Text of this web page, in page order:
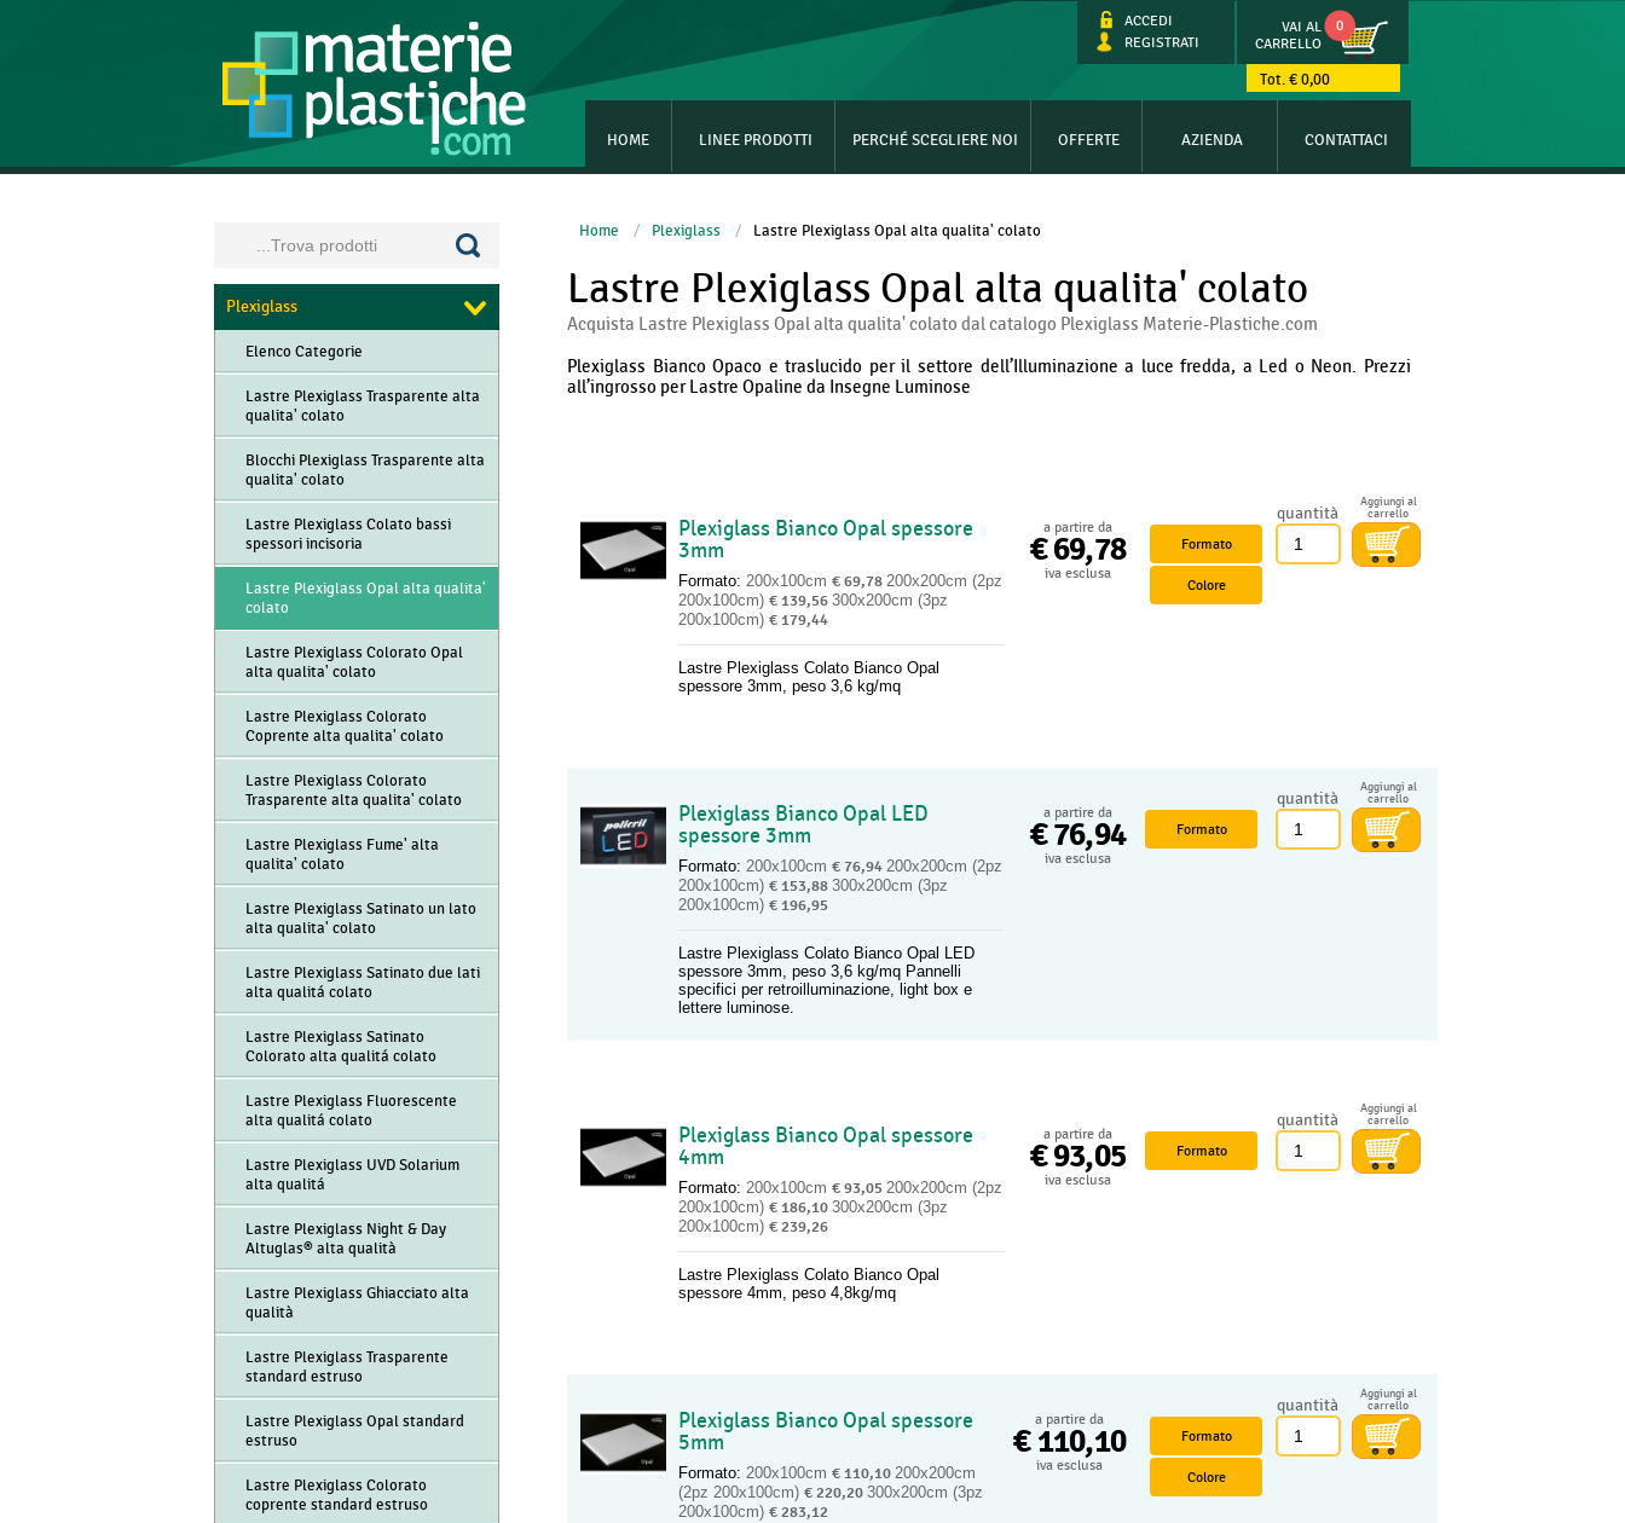
ACCEDI
REGISTRATI
VAI AL
CARRELLO
0
Tot. € 0,00
HOME LINEE PRODOTTI PERCHÉ SCEGLIERE NOI OFFERTE AZIENDA CONTATTACI
Plexiglass
Elenco Categorie
Lastre Plexiglass Trasparente alta
qualita' colato
Blocchi Plexiglass Trasparente alta
qualita' colato
Lastre Plexiglass Colato bassi
spessori incisoria
Lastre Plexiglass Opal alta qualita'
colato
Lastre Plexiglass Colorato Opal
alta qualita' colato
Lastre Plexiglass Colorato
Coprente alta qualita' colato
Lastre Plexiglass Colorato
Trasparente alta qualita' colato
Lastre Plexiglass Fume' alta
qualita' colato
Lastre Plexiglass Satinato un lato
alta qualita' colato
Lastre Plexiglass Satinato due lati
alta qualitá colato
Lastre Plexiglass Satinato
Colorato alta qualitá colato
Lastre Plexiglass Fluorescente
alta qualitá colato
Lastre Plexiglass UVD Solarium
alta qualitá
Lastre Plexiglass Night & Day
Altuglas® alta qualità
Lastre Plexiglass Ghiacciato alta
qualità
Lastre Plexiglass Trasparente
standard estruso
Lastre Plexiglass Opal standard
estruso
Lastre Plexiglass Colorato
coprente standard estruso
Home / Plexiglass / Lastre Plexiglass Opal alta qualita' colato
Lastre Plexiglass Opal alta qualita' colato
Acquista Lastre Plexiglass Opal alta qualita' colato dal catalogo Plexiglass Materie-Plastiche.com
Plexiglass Bianco Opaco e traslucido per il settore dell’Illuminazione a luce fredda, a Led o Neon. Prezzi
all’ingrosso per Lastre Opaline da Insegne Luminose
Plexiglass Bianco Opal spessore
3mm
Formato: 200x100cm € 69,78 200x200cm (2pz
200x100cm) € 139,56 300x200cm (3pz
200x100cm) € 179,44
Lastre Plexiglass Colato Bianco Opal
spessore 3mm, peso 3,6 kg/mq
a partire da
€ 69,78
iva esclusa
Formato
Colore
quantità
Aggiungi al
carrello
Plexiglass Bianco Opal LED
spessore 3mm
Formato: 200x100cm € 76,94 200x200cm (2pz
200x100cm) € 153,88 300x200cm (3pz
200x100cm) € 196,95
Lastre Plexiglass Colato Bianco Opal LED
spessore 3mm, peso 3,6 kg/mq Pannelli
specifici per retroilluminazione, light box e
lettere luminose.
a partire da
€ 76,94
iva esclusa
Formato
quantità
Aggiungi al
carrello
Plexiglass Bianco Opal spessore
4mm
Formato: 200x100cm € 93,05 200x200cm (2pz
200x100cm) € 186,10 300x200cm (3pz
200x100cm) € 239,26
Lastre Plexiglass Colato Bianco Opal
spessore 4mm, peso 4,8kg/mq
a partire da
€ 93,05
iva esclusa
Formato
quantità
Aggiungi al
carrello
Plexiglass Bianco Opal spessore
5mm
Formato: 200x100cm € 110,10 200x200cm
(2pz 200x100cm) € 220,20 300x200cm (3pz
200x100cm) € 283,12
a partire da
€ 110,10
iva esclusa
Formato
Colore
quantità
Aggiungi al
carrello